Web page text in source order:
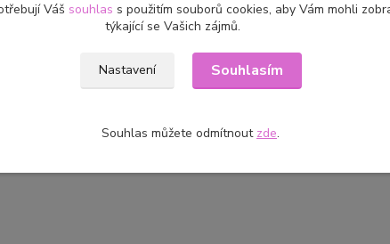
Váš souhlas s použitím souborů cookies, aby Vám mohli
týkající se Vašich zájmů.
Nastavení Souhlasím
Souhlas můžete odmítnout zde.